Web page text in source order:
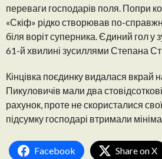
переваги господарів поля. Попри
«Скіф» рідко створював по-
біля воріт суперника. Єдиний гол у
61-й хвилині зусиллями Степана
Кінцівка поєдинку видалася вкрай
Пикуловичів мали два
рахунок, проте не скористалися
підсумку господарі втримали
Facebook Share on X